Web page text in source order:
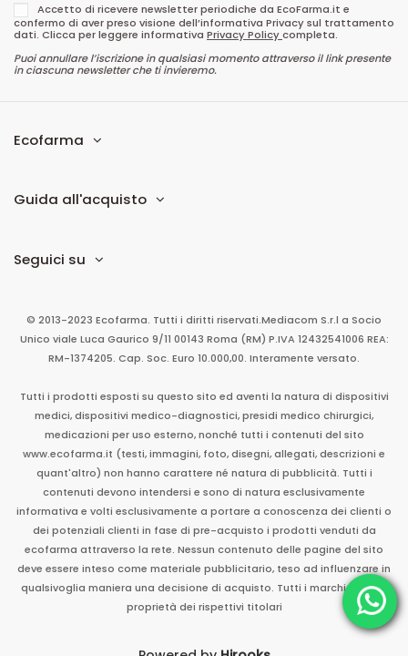
Accetto di ricevere newsletter periodiche da EcoFarma.it e
confermo di aver preso visione dell’informativa Privacy sul trattamento
dati. Clicca per leggere informativa Privacy Policycompleta.
Puoi annullare l’iscrizione in qualsiasi momento attraverso il link presente
in ciascuna newsletter che ti invieremo.
Ecofarma
Guida all'acquisto
Seguici su
© 2013-2023 Ecofarma. Tutti i diritti riservati.Mediacom S.r.l a Socio
Unico viale Luca Gaurico 9/11 00143 Roma (RM) P.IVA 12432541006 REA:
RM-1374205. Cap. Soc. Euro 10.000,00. Interamente versato.
Tutti i prodotti esposti su questo sito ed aventi la natura di dispositivi
medici, dispositivi medico-diagnostici, presidi medico chirurgici,
medicazioni per uso esterno, nonché tutti i contenuti del sito
www.ecofarma.it (testi, immagini, foto, disegni, allegati, descrizioni e
quant'altro) non hanno carattere né natura di pubblicità. Tutti i
contenuti devono intendersi e sono di natura esclusivamente
informativa e volti esclusivamente a portare a conoscenza dei clienti o
dei potenziali clienti in fase di pre-acquisto i prodotti venduti da
ecofarma attraverso la rete. Nessun contenuto delle pagine del sito
deve essere inteso come materiale pubblicitario, teso ad influenzare in
qualsivoglia maniera una decisione di acquisto. Tutti i marchi sono di
proprietà dei rispettivi titolari